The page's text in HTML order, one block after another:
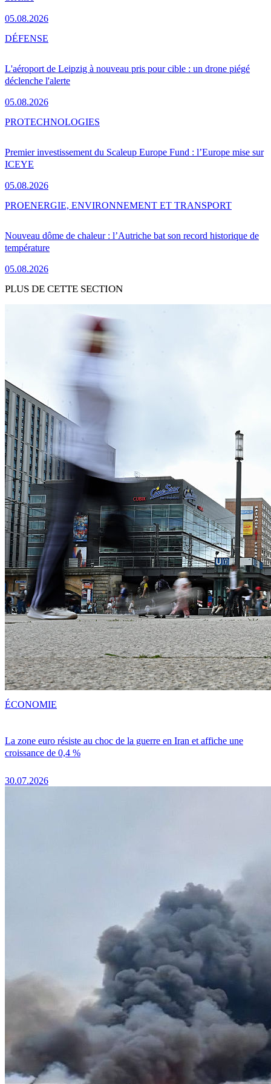
05.08.2026
L'aéroport de Leipzig à nouveau pris pour cible : un drone piégé
déclenche l'alerte
05.08.2026
DÉFENSE
Premier investissement du Scaleup Europe Fund : l’Europe mise sur
ICEYE
05.08.2026
PROTECHNOLOGIES
Nouveau dôme de chaleur : l’Autriche bat son record historique de
température
05.08.2026
PROENERGIE, ENVIRONNEMENT ET TRANSPORT
PLUS DE CETTE SECTION
La zone euro résiste au choc de la guerre en Iran et affiche une
croissance de 0,4 %
30.07.2026
ÉCONOMIE